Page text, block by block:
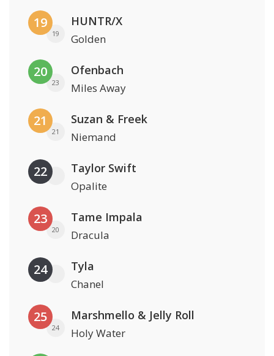
19
19
HUNTR/X
Golden
20
23
Ofenbach
Miles Away
21
21
Suzan & Freek
Niemand
22 Taylor Swift
Opalite
23
20
Tame Impala
Dracula
24 Tyla
Chanel
25
24
Marshmello & Jelly Roll
Holy Water